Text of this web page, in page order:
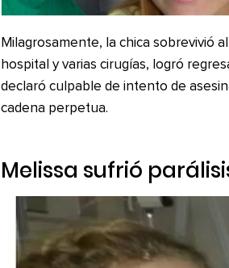
Milagrosamente, la chica sobrevivió
hospital y varias cirugías, logró
declaró culpable de intento de
cadena perpetua.
Melissa sufrió